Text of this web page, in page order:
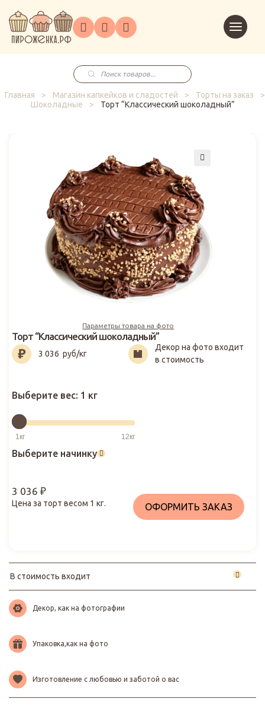
ГлавнаяКаталог
на
заказ
Праздники
Корпоративным
клиентам
в
корзину
Поиск
товаров
Главная
> Магазин капкейков и сладостей > Торты на заказ
>
Шоколадные
> Торт “Классический шоколадный”
Параметры товара на фото
3 036₽
Торт “Классический шоколадный”
3 036 руб/кг
Декор на фото входит
в стоимость
Выберите вес: 1 кг
Выберите начинку
3 036 ₽
Цена за торт весом 1 кг. ОФОРМИТЬ ЗАКАЗ
В стоимость входит
Декор, как на фотографии
Упаковка,как на фото
Изготовление с любовью и заботой о вас